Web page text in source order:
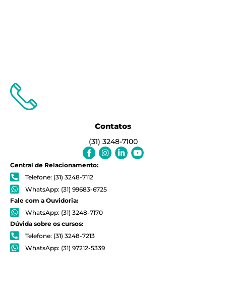
Contatos
(31) 3248-7100
Facebook-
f
Instagram
Linkedin-
in
Youtube
Central de Relacionamento:
Telefone: (31) 3248-7112
WhatsApp: (31) 99683-6725
Fale com a Ouvidoria:
WhatsApp: (31) 3248-7170
Dúvida sobre os cursos:
Telefone: (31) 3248-7213
WhatsApp: (31) 97212-5339